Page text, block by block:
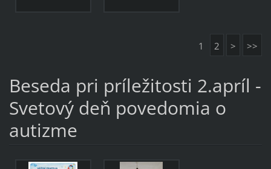
1 2 > >>
Beseda pri príležitosti 2.apríl -
Svetový deň povedomia o
autizme